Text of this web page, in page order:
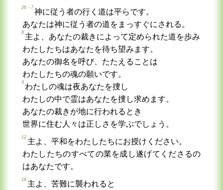
26・7
神に従う者の行く道は平らです。
あなたは神に従う者の道をまっすぐにされる。
8
主よ、あなたの裁きによって定められた道を歩み
わたしたちはあなたを待ち望みます。
あなたの御名を呼び、たたえることは
わたしたちの魂の願いです。
9
わたしの魂は夜あなたを捜し
わたしの中で霊はあなたを捜し求めます。
あなたの裁きが地に行われるとき
世界に住む人々は正しさを学ぶでしょう。
12
主よ、平和をわたしたちにお授けください。
わたしたちのすべての業を成し遂げてくださるの
はあなたです。
16
主よ、苦難に襲われると